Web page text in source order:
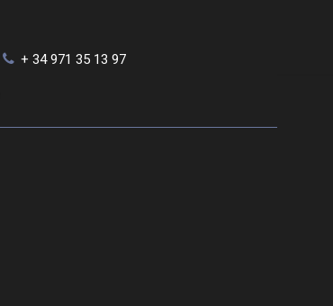
+ 34 971 35 13 97